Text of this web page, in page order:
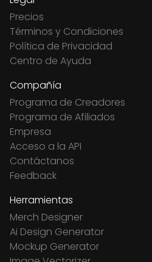
Precios
Términos y Condiciones
Política de Privacidad
Centro de Ayuda
Compañía
Programa de Creadores
Programa de Afiliados
Empresa
Acceso a la API
Contáctanos
Feedback
Herramientas
Merch Designer
Ai Design Generator
Mockup Generator